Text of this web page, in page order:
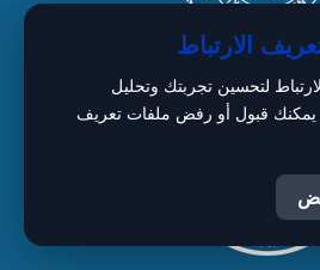
الارتباط
لتحسين تجربتك وتحليل
يمكنك قبول أو رفض ملفات تعريف